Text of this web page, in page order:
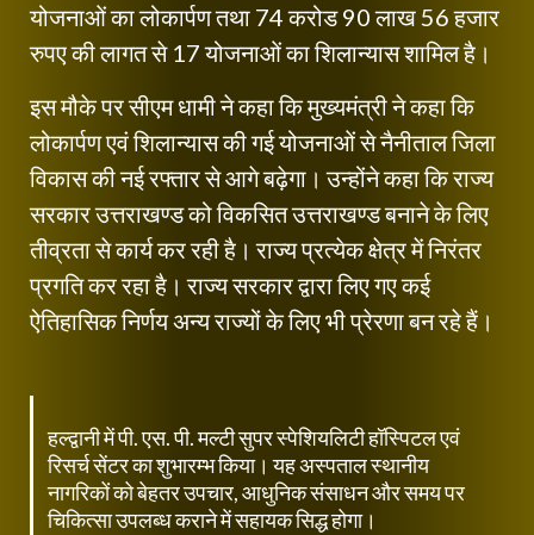
योजनाओं का लोकार्पण तथा 74 करोड 90 लाख 56 हजार
रुपए की लागत से 17 योजनाओं का शिलान्यास शामिल है।
इस मौके पर सीएम धामी ने कहा कि मुख्यमंत्री ने कहा कि
लोकार्पण एवं शिलान्यास की गई योजनाओं से नैनीताल जिला
विकास की नई रफ्तार से आगे बढ़ेगा। उन्होंने कहा कि राज्य
सरकार उत्तराखण्ड को विकसित उत्तराखण्ड बनाने के लिए
तीव्रता से कार्य कर रही है। राज्य प्रत्येक क्षेत्र में निरंतर
प्रगति कर रहा है। राज्य सरकार द्वारा लिए गए कई
ऐतिहासिक निर्णय अन्य राज्यों के लिए भी प्रेरणा बन रहे हैं।
हल्द्वानी में पी. एस. पी. मल्टी सुपर स्पेशियलिटी हॉस्पिटल एवं
रिसर्च सेंटर का शुभारम्भ किया। यह अस्पताल स्थानीय
नागरिकों को बेहतर उपचार, आधुनिक संसाधन और समय पर
चिकित्सा उपलब्ध कराने में सहायक सिद्ध होगा।